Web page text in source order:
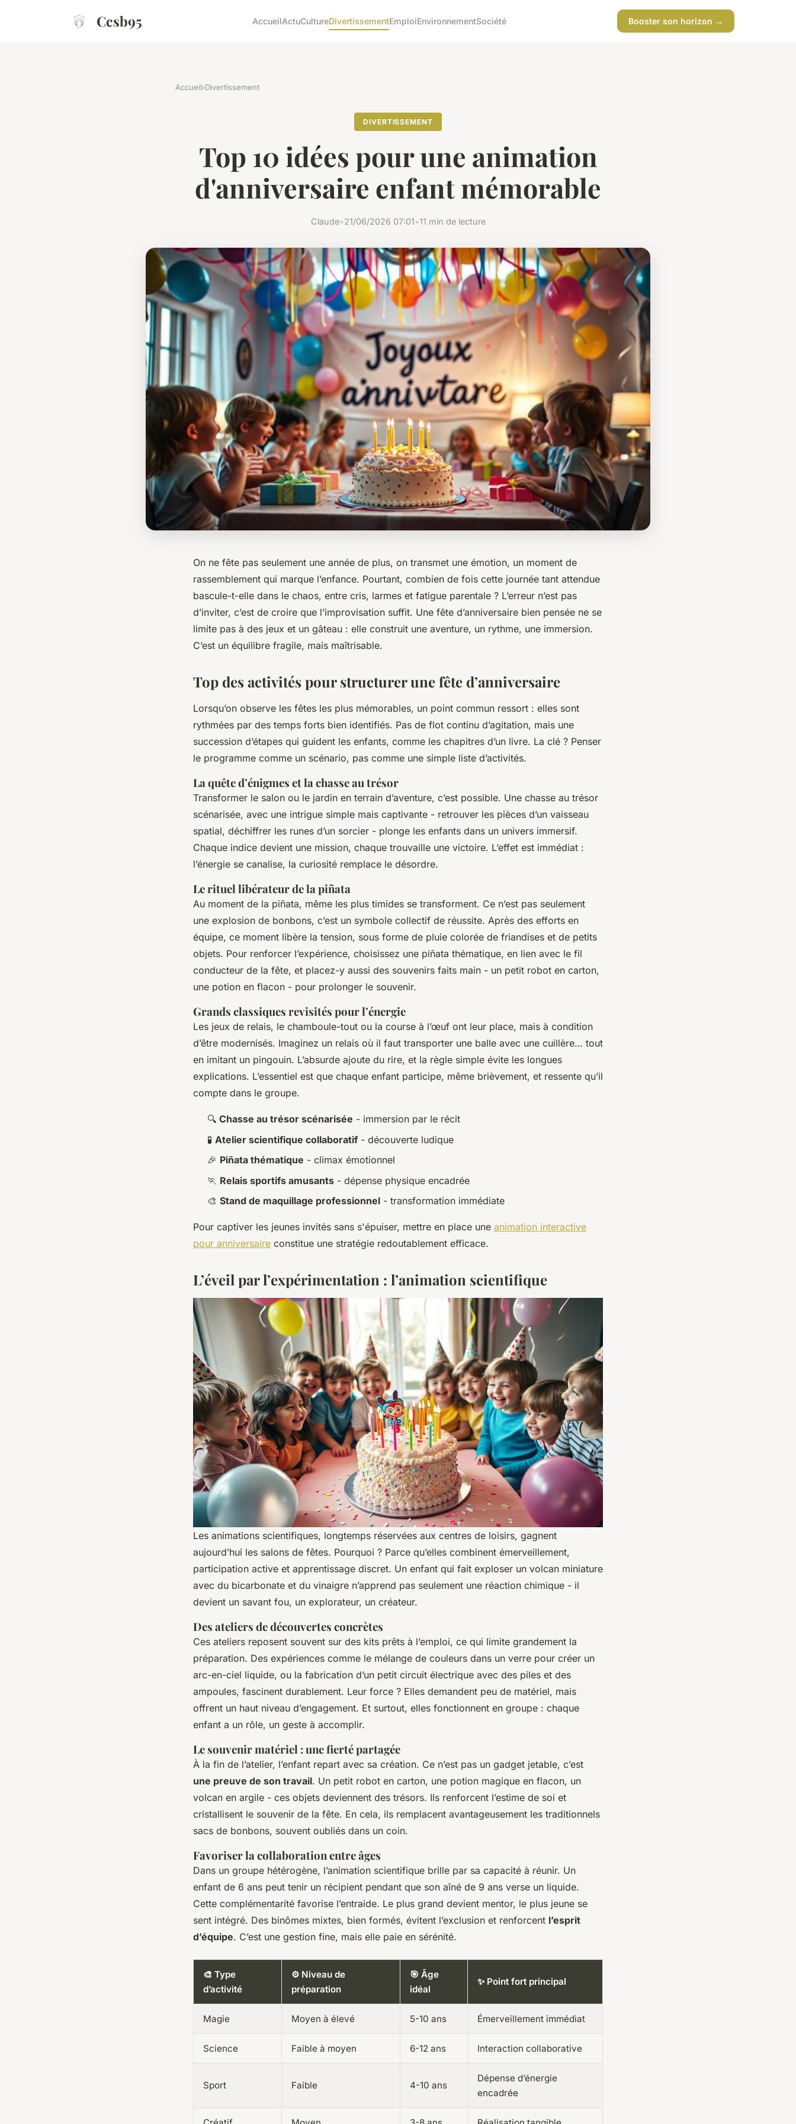
Ccsb95 AccueilActuCultureDivertissementEmploiEnvironnementSociété Booster son horizon →
Accueil›Divertissement
DIVERTISSEMENT
Top 10 idées pour une animation
d'anniversaire enfant mémorable
Claude•21/06/2026 07:01•11 min de lecture
On ne fête pas seulement une année de plus, on transmet une émotion, un moment de
rassemblement qui marque l’enfance. Pourtant, combien de fois cette journée tant attendue
bascule-t-elle dans le chaos, entre cris, larmes et fatigue parentale ? L’erreur n’est pas
d’inviter, c’est de croire que l’improvisation suffit. Une fête d’anniversaire bien pensée ne se
limite pas à des jeux et un gâteau : elle construit une aventure, un rythme, une immersion.
C’est un équilibre fragile, mais maîtrisable.
Top des activités pour structurer une fête d’anniversaire
Lorsqu’on observe les fêtes les plus mémorables, un point commun ressort : elles sont
rythmées par des temps forts bien identifiés. Pas de flot continu d’agitation, mais une
succession d’étapes qui guident les enfants, comme les chapitres d’un livre. La clé ? Penser
le programme comme un scénario, pas comme une simple liste d’activités.
La quête d’énigmes et la chasse au trésor
Transformer le salon ou le jardin en terrain d’aventure, c’est possible. Une chasse au trésor
scénarisée, avec une intrigue simple mais captivante - retrouver les pièces d’un vaisseau
spatial, déchiffrer les runes d’un sorcier - plonge les enfants dans un univers immersif.
Chaque indice devient une mission, chaque trouvaille une victoire. L’effet est immédiat :
l’énergie se canalise, la curiosité remplace le désordre.
Le rituel libérateur de la piñata
Au moment de la piñata, même les plus timides se transforment. Ce n’est pas seulement
une explosion de bonbons, c’est un symbole collectif de réussite. Après des efforts en
équipe, ce moment libère la tension, sous forme de pluie colorée de friandises et de petits
objets. Pour renforcer l’expérience, choisissez une piñata thématique, en lien avec le fil
conducteur de la fête, et placez-y aussi des souvenirs faits main - un petit robot en carton,
une potion en flacon - pour prolonger le souvenir.
Grands classiques revisités pour l’énergie
Les jeux de relais, le chamboule-tout ou la course à l’œuf ont leur place, mais à condition
d’être modernisés. Imaginez un relais où il faut transporter une balle avec une cuillère… tout
en imitant un pingouin. L’absurde ajoute du rire, et la règle simple évite les longues
explications. L’essentiel est que chaque enfant participe, même brièvement, et ressente qu’il
compte dans le groupe.
🔍 Chasse au trésor scénarisée - immersion par le récit
🧪 Atelier scientifique collaboratif - découverte ludique
🎉 Piñata thématique - climax émotionnel
🏃 Relais sportifs amusants - dépense physique encadrée
🎨 Stand de maquillage professionnel - transformation immédiate
Pour captiver les jeunes invités sans s'épuiser, mettre en place une animation interactive
pour anniversaire constitue une stratégie redoutablement efficace.
L’éveil par l’expérimentation : l’animation scientifique
Les animations scientifiques, longtemps réservées aux centres de loisirs, gagnent
aujourd’hui les salons de fêtes. Pourquoi ? Parce qu’elles combinent émerveillement,
participation active et apprentissage discret. Un enfant qui fait exploser un volcan miniature
avec du bicarbonate et du vinaigre n’apprend pas seulement une réaction chimique - il
devient un savant fou, un explorateur, un créateur.
Des ateliers de découvertes concrètes
Ces ateliers reposent souvent sur des kits prêts à l’emploi, ce qui limite grandement la
préparation. Des expériences comme le mélange de couleurs dans un verre pour créer un
arc-en-ciel liquide, ou la fabrication d’un petit circuit électrique avec des piles et des
ampoules, fascinent durablement. Leur force ? Elles demandent peu de matériel, mais
offrent un haut niveau d’engagement. Et surtout, elles fonctionnent en groupe : chaque
enfant a un rôle, un geste à accomplir.
Le souvenir matériel : une fierté partagée
À la fin de l’atelier, l’enfant repart avec sa création. Ce n’est pas un gadget jetable, c’est
une preuve de son travail. Un petit robot en carton, une potion magique en flacon, un
volcan en argile - ces objets deviennent des trésors. Ils renforcent l’estime de soi et
cristallisent le souvenir de la fête. En cela, ils remplacent avantageusement les traditionnels
sacs de bonbons, souvent oubliés dans un coin.
Favoriser la collaboration entre âges
Dans un groupe hétérogène, l’animation scientifique brille par sa capacité à réunir. Un
enfant de 6 ans peut tenir un récipient pendant que son aîné de 9 ans verse un liquide.
Cette complémentarité favorise l’entraide. Le plus grand devient mentor, le plus jeune se
sent intégré. Des binômes mixtes, bien formés, évitent l’exclusion et renforcent l’esprit
d’équipe. C’est une gestion fine, mais elle paie en sérénité.
🎨 Type
d’activité
⚙️ Niveau de
préparation
🎯 Âge
idéal
✨ Point fort principal
Magie Moyen à élevé 5-10 ans Émerveillement immédiat
Science Faible à moyen 6-12 ans Interaction collaborative
Sport Faible 4-10 ans
Dépense d’énergie
encadrée